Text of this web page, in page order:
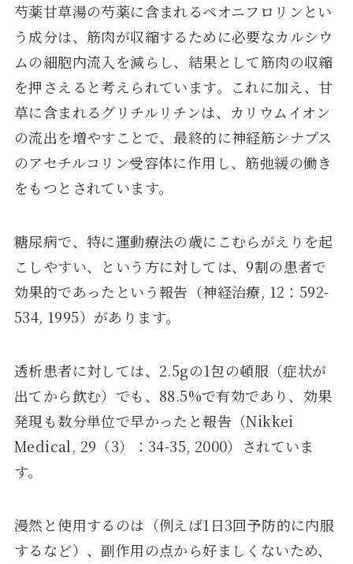
芍薬甘草湯の芍薬に含まれるペオニフロリンとい
う成分は、筋肉が収縮するために必要なカルシウ
ムの細胞内流入を減らし、結果として筋肉の収縮
を押さえると考えられています。これに加え、甘
草に含まれるグリチルリチンは、カリウムイオン
の流出を増やすことで、最終的に神経筋シナプス
のアセチルコリン受容体に作用し、筋弛緩の働き
をもつとされています。
糖尿病で、特に運動療法の歳にこむらがえりを起
こしやすい、という方に対しては、9割の患者で
効果的であったという報告（神経治療, 12：592-
534, 1995）があります。
透析患者に対しては、2.5gの1包の頓服（症状が
出てから飲む）でも、88.5%で有効であり、効果
発現も数分単位で早かったと報告（Nikkei
Medical, 29（3）：34-35, 2000）されていま
す。
漫然と使用するのは（例えば1日3回予防的に内服
するなど）、副作用の点から好ましくないため、